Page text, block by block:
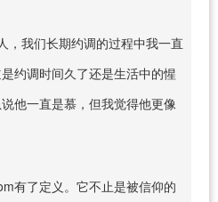
，我们长期约调的过程中我一直
约调时间久了还是生活中的惺
他一直是慕，但我觉得他更像
有了定义。它不止是被信仰的